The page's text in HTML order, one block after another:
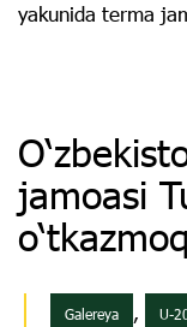
yakunida terma
jamoasi
Galereya , U-